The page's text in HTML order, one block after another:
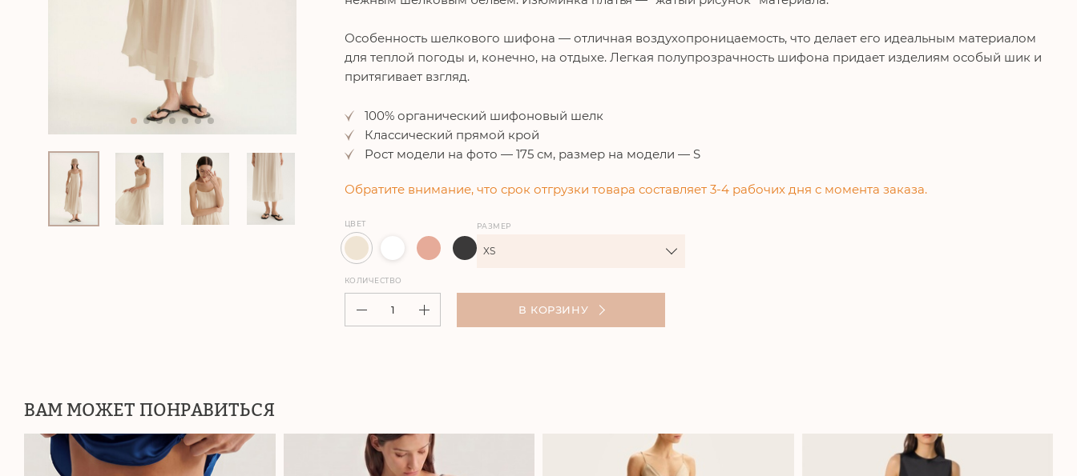
Особенность шелкового шифона — отличная воздухопроницаемость, что делает его идеальным материалом
для теплой погоды и, конечно, на отдыхе. Легкая полупрозрачность шифона придает изделиям особый шик и
притягивает взгляд.
100% органический шифоновый шелк
Классический прямой крой
Рост модели на фото — 175 см, размер на модели — S
Обратите внимание, что срок отгрузки товара составляет 3-4 рабочих дня с момента заказа.
ЦВЕТ РАЗМЕР
XS
КОЛИЧЕСТВО
В КОРЗИНУ
ВАМ МОЖЕТ ПОНРАВИТЬСЯ